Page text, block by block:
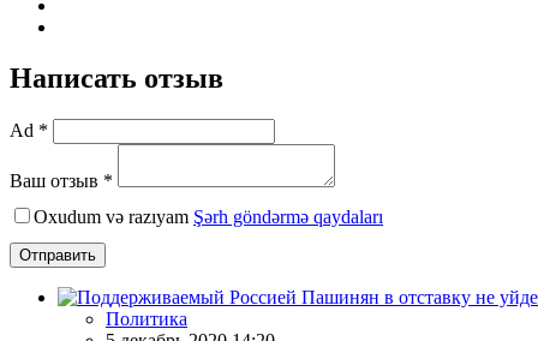
Написать отзыв
Ad *
Ваш отзыв *
Oxudum və razıyam Şərh göndərmə qaydaları
Отправить
Политика